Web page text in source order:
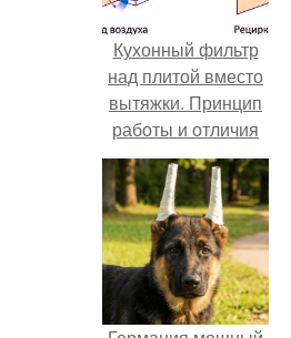
Кухонный фильтр
над плитой вместо
вытяжки. Принцип
работы и отличия
от обычной
вытяжки